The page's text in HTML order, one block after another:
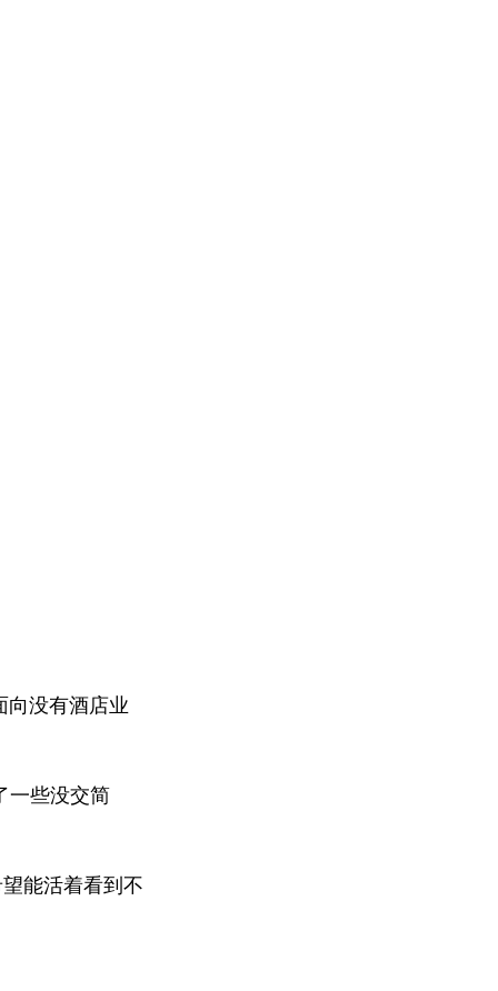
向没有酒店业
一些没交简
能活着看到不